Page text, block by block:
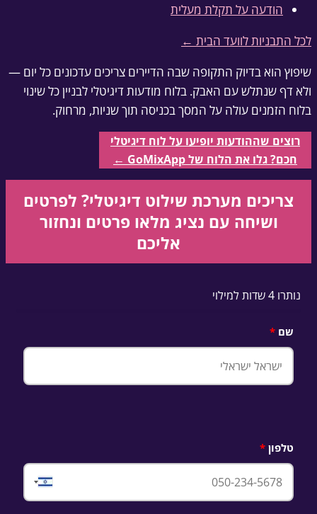
הודעה על תקלת מעלית
לכל התבניות לוועד הבית ←
שיפוץ הוא בדיוק התקופה שבה הדיירים צריכים עדכונים כל יום —
ולא דף שנתלש עם האבק. בלוח מודעות דיגיטלי לבניין כל שינוי
בלוח הזמנים עולה על המסך בכניסה תוך שניות, מרחוק.
רוצים שההודעות יופיעו על לוח דיגיטלי
חכם? גלו את הלוח של GoMixApp ←
צריכים מערכת שילוט דיגיטלי? לפרטים
ושיחה עם נציג מלאו פרטים ונחזור
אליכם
נותרו 4 שדות למילוי
שם
טלפון
Israel
+972